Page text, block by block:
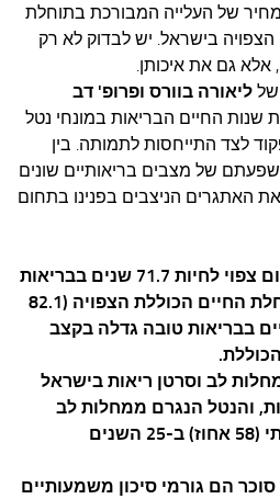
של העלייה המבורכת בתוחלת
הצפויה בישראל. יש לבדוק לא רק
גם את איכותן.
ליאורה בוורס ופרופ' דב
שנות החיים הבריאות במונחי נטל
לצד התייחסות לתמותה. בין
של מצבים בריאותיים שונים
האתגרים הניצבים בפנינו בתחום
תינוק שנולד בישראל היום צפוי לחיות 71.7 שנים בבריאות
טובה – כעשור פחות מתוחלת החיים הכוללת הצפויה (82.1
בבריאות טובה גדלה בקצב
לב וסרטן ריאות בישראל
והנטל הנגרם ממחלות לב
ושבץ ירד בשיעור משמעותי (58 אחוז) ב-25 השנים
הם גורמי סיכון משמעותיים